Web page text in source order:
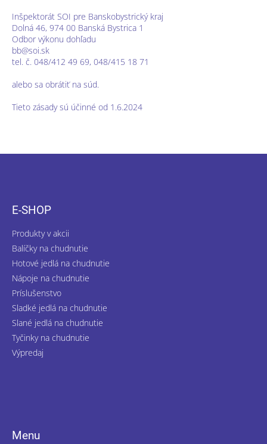
Inšpektorát SOI pre Banskobystrický kraj
Dolná 46, 974 00 Banská Bystrica 1
Odbor výkonu dohľadu
bb@soi.sk
tel. č. 048/412 49 69, 048/415 18 71
alebo sa obrátiť na súd.
Tieto zásady sú účinné od 1.6.2024
E-SHOP
Produkty v akcii
Balíčky na chudnutie
Hotové jedlá na chudnutie
Nápoje na chudnutie
Príslušenstvo
Sladké jedlá na chudnutie
Slané jedlá na chudnutie
Tyčinky na chudnutie
Výpredaj
Menu